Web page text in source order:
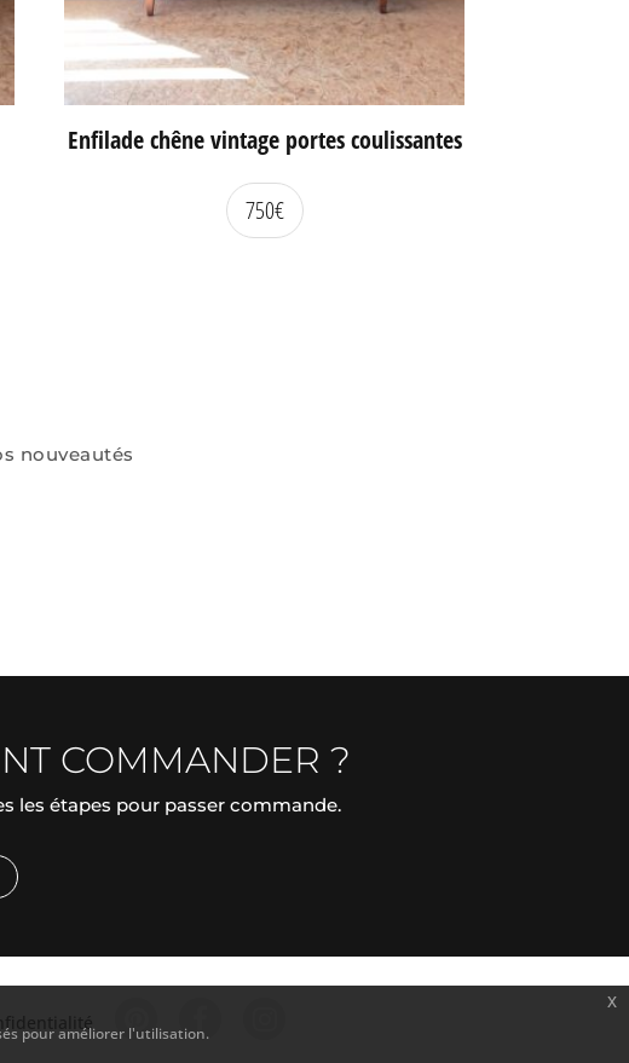
Enfilade chêne vintage portes coulissantes
750€
nouveautés
COMMANDER ?
les étapes pour passer commande.
pour améliorer l'utilisation.
x